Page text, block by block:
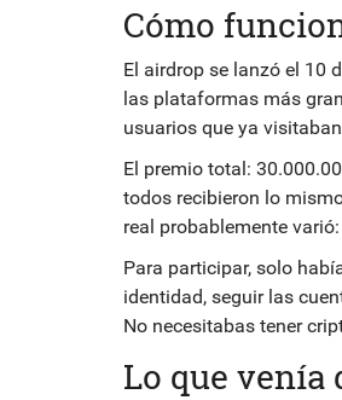
Cómo
El airdrop se lanzó el 10
las plataformas más
usuarios que ya
El premio total:
todos recibieron lo
real probablemente
Para participar, solo
identidad, seguir las
No necesitabas tener
Lo que venía